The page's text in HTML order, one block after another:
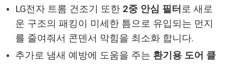
LG전자 트롬 건조기 또한 2중 안심 필터 로 새로
운 구조의 패킹이 미세한 틈으로 유입되는 먼지
를 줄여줘서 콘덴서 막힘을 최소화 합니다.
추가로 냄새 예방에 도움을 주는 환기용 도어 클